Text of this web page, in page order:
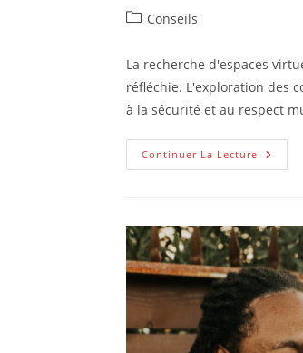
PostConseils
La recherche d'espaces
réfléchie. L'exploration des
à la sécurité et au respect
Continuer La Lecture
Trouver
En
Ligne